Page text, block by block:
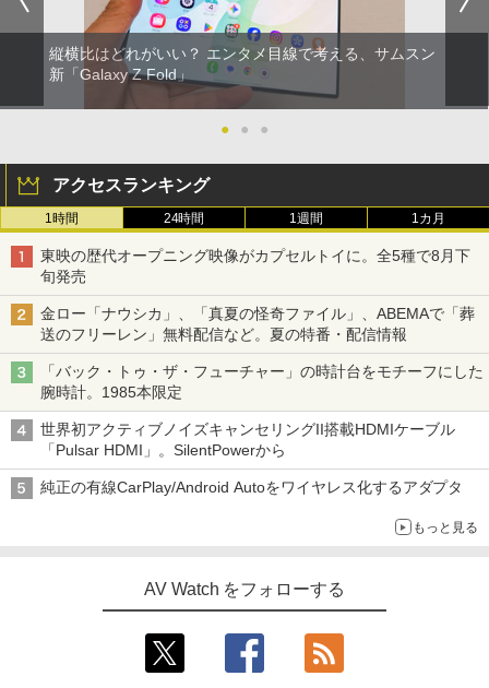
縦横比はどれがいい？ エンタメ目線で考える、サムスン
新「Galaxy Z Fold」
● ● ●
アクセスランキング
1時間 24時間 1週間 1カ月
東映の歴代オープニング映像がカプセルトイに。全5種で8月下
旬発売
金ロー「ナウシカ」、「真夏の怪奇ファイル」、ABEMAで「葬
送のフリーレン」無料配信など。夏の特番・配信情報
「バック・トゥ・ザ・フューチャー」の時計台をモチーフにした
腕時計。1985本限定
世界初アクティブノイズキャンセリングII搭載HDMIケーブル
「Pulsar HDMI」。SilentPowerから
純正の有線CarPlay/Android Autoをワイヤレス化するアダプタ
もっと見る
AV Watch をフォローする